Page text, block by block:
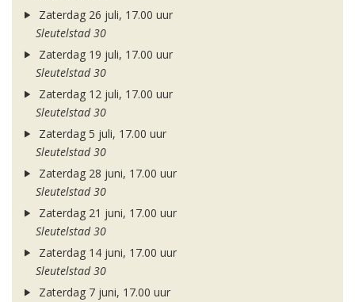
Zaterdag 26 juli, 17.00 uur
Sleutelstad 30
Zaterdag 19 juli, 17.00 uur
Sleutelstad 30
Zaterdag 12 juli, 17.00 uur
Sleutelstad 30
Zaterdag 5 juli, 17.00 uur
Sleutelstad 30
Zaterdag 28 juni, 17.00 uur
Sleutelstad 30
Zaterdag 21 juni, 17.00 uur
Sleutelstad 30
Zaterdag 14 juni, 17.00 uur
Sleutelstad 30
Zaterdag 7 juni, 17.00 uur